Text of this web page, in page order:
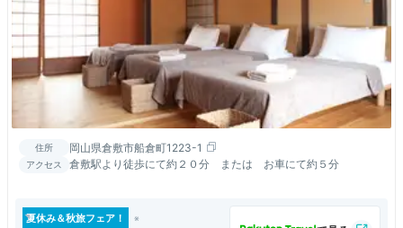
住所 岡山県倉敷市船倉町1223-1
アクセス 倉敷駅より徒歩にて約２０分 または お車にて約５分
夏休み＆秋旅フェア！